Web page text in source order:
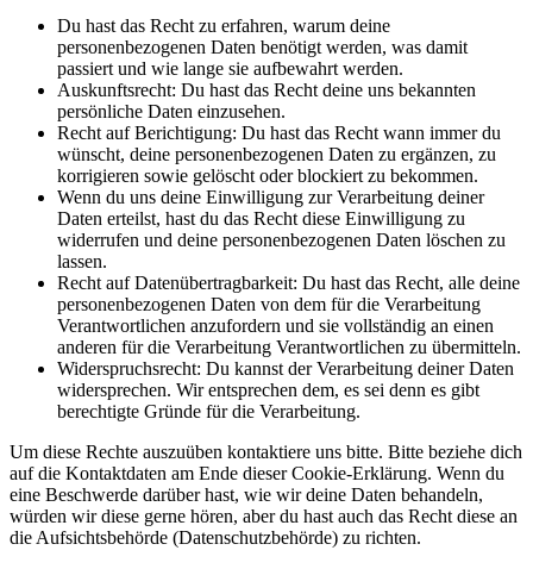
Du hast das Recht zu erfahren, warum deine
personenbezogenen Daten benötigt werden, was damit
passiert und wie lange sie aufbewahrt werden.
Auskunftsrecht: Du hast das Recht deine uns bekannten
persönliche Daten einzusehen.
Recht auf Berichtigung: Du hast das Recht wann immer du
wünscht, deine personenbezogenen Daten zu ergänzen, zu
korrigieren sowie gelöscht oder blockiert zu bekommen.
Wenn du uns deine Einwilligung zur Verarbeitung deiner
Daten erteilst, hast du das Recht diese Einwilligung zu
widerrufen und deine personenbezogenen Daten löschen zu
lassen.
Recht auf Datenübertragbarkeit: Du hast das Recht, alle deine
personenbezogenen Daten von dem für die Verarbeitung
Verantwortlichen anzufordern und sie vollständig an einen
anderen für die Verarbeitung Verantwortlichen zu übermitteln.
Widerspruchsrecht: Du kannst der Verarbeitung deiner Daten
widersprechen. Wir entsprechen dem, es sei denn es gibt
berechtigte Gründe für die Verarbeitung.
Um diese Rechte auszuüben kontaktiere uns bitte. Bitte beziehe dich
auf die Kontaktdaten am Ende dieser Cookie-Erklärung. Wenn du
eine Beschwerde darüber hast, wie wir deine Daten behandeln,
würden wir diese gerne hören, aber du hast auch das Recht diese an
die Aufsichtsbehörde (Datenschutzbehörde) zu richten.